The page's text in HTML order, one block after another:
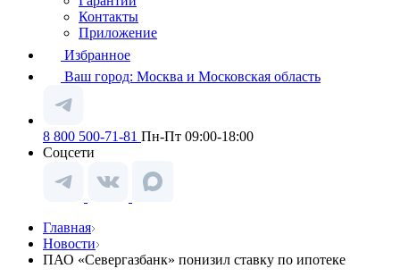
Контакты
Приложение
Избранное
Ваш город: Москва и Московская область
8 800 500-71-81 Пн-Пт 09:00-18:00
Соцсети
Главная
Новости
ПАО «Севергазбанк» понизил ставку по ипотеке